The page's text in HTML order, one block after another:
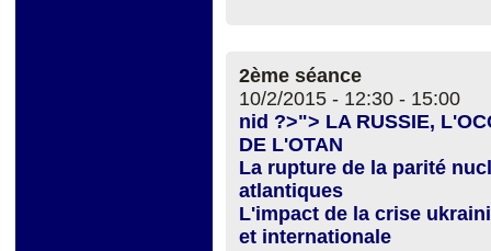
2ème séance
10/2/2015 - 12:30 - 15:00
nid ?>"> LA RUSSIE,
DE L'OTAN
La rupture de la parité
atlantiques
L'impact de la crise
et internationale